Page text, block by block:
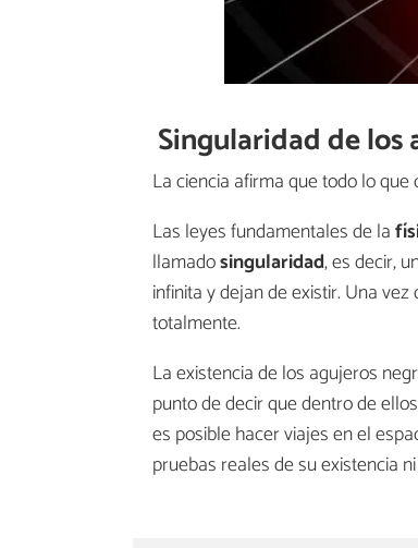
Singularidad de los
La ciencia afirma que todo lo
Las leyes fundamentales de la
llamadosingularidad, es decir,
infinita y dejan de existir. Una
totalmente.
La existencia de los agujeros
punto de decir que dentro de
es posible hacer viajes en el
pruebas reales de su existencia